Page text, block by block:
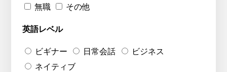
無職
その他
英語レベル
ビギナー 日常会話
ビジネス
ネイティブ